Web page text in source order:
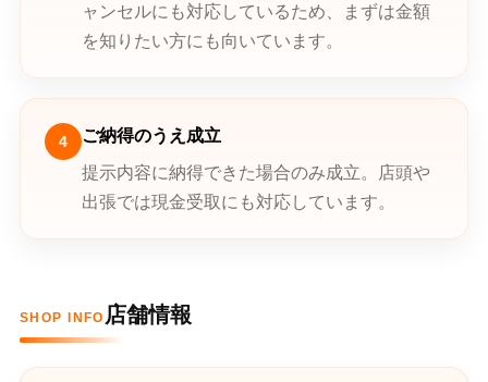
ャンセルにも対応しているため、まずは金額
を知りたい方にも向いています。
4
ご納得のうえ成立
提示内容に納得できた場合のみ成立。店頭や
出張では現金受取にも対応しています。
SHOP INFO 店舗情報